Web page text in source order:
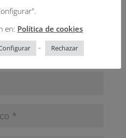
en: Política de cookies
- Rechazar